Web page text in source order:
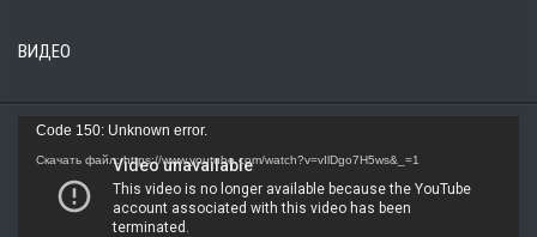
ВИДЕО
Видеоплеер
Code 150: Unknown error.
Скачать файл: https://www.youtube.com/watch?v=vIlDgo7H5ws&_=1